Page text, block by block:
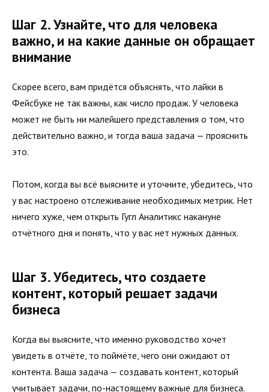
Шаг 2. Узнайте, что для человека
важно, и на какие данные он обращает
внимание
Скорее всего, вам придётся объяснять, что лайки в
Фейсбуке не так важны, как число продаж. У человека
может не быть ни малейшего представления о том, что
действительно важно, и тогда ваша задача — прояснить
это.
Потом, когда вы всё выясните и уточните, убедитесь, что
у вас настроено отслеживание необходимых метрик. Нет
ничего хуже, чем открыть Гугл Аналитикс накануне
отчётного дня и понять, что у вас нет нужных данных.
Шаг 3. Убедитесь, что создаете
контент, который решает задачи
бизнеса
Когда вы выясните, что именно руководство хочет
увидеть в отчёте, то поймёте, чего они ожидают от
контента. Ваша задача — создавать контент, который
учитывает задачи, по-настоящему важные для бизнеса.